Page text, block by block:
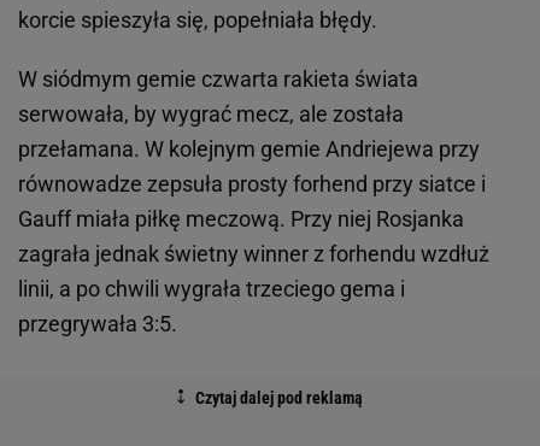
korcie spieszyła się, popełniała błędy.
W siódmym gemie czwarta rakieta świata
serwowała, by wygrać mecz, ale została
przełamana. W kolejnym gemie Andriejewa przy
równowadze zepsuła prosty forhend przy siatce i
Gauff miała piłkę meczową. Przy niej Rosjanka
zagrała jednak świetny winner z forhendu wzdłuż
linii, a po chwili wygrała trzeciego gema i
przegrywała 3:5.